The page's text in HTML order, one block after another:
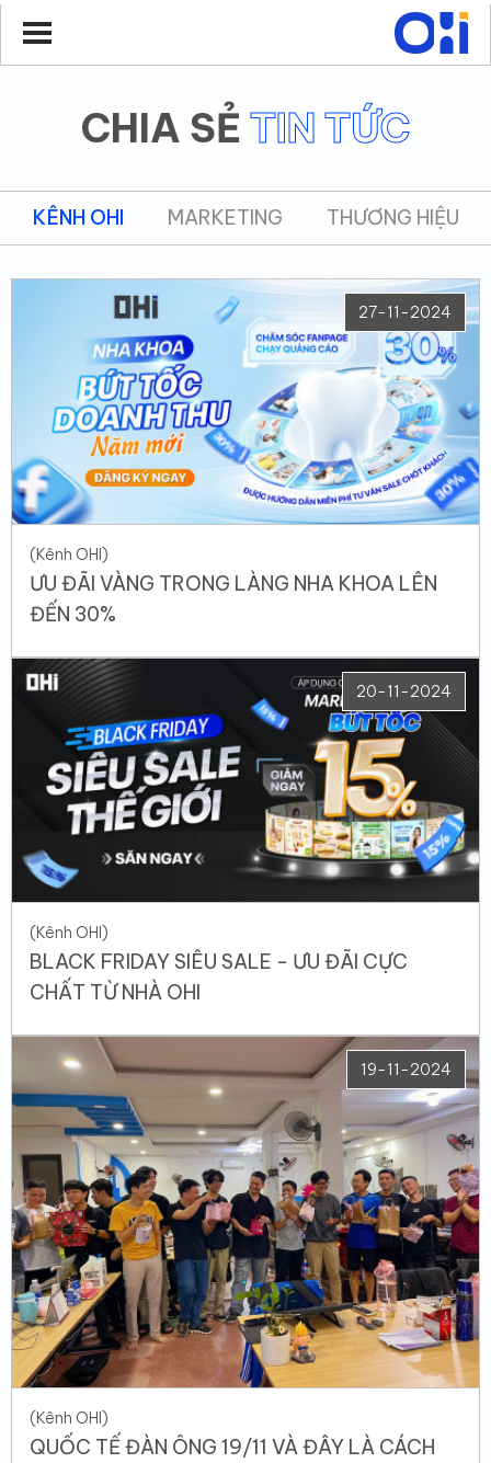
CHIA SẺ TIN TỨC
KÊNH OHI MARKETING THƯƠNG HIỆU
27-11-2024
(Kênh OHI)
ƯU ĐÃI VÀNG TRONG LÀNG NHA KHOA LÊN
ĐẾN 30%
20-11-2024
(Kênh OHI)
BLACK FRIDAY SIÊU SALE - ƯU ĐÃI CỰC
CHẤT TỪ NHÀ OHI
19-11-2024
(Kênh OHI)
QUỐC TẾ ĐÀN ÔNG 19/11 VÀ ĐÂY LÀ CÁCH